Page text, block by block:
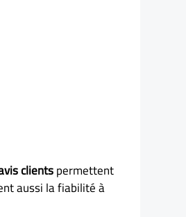
clientspermettent
aussi la fiabilité à